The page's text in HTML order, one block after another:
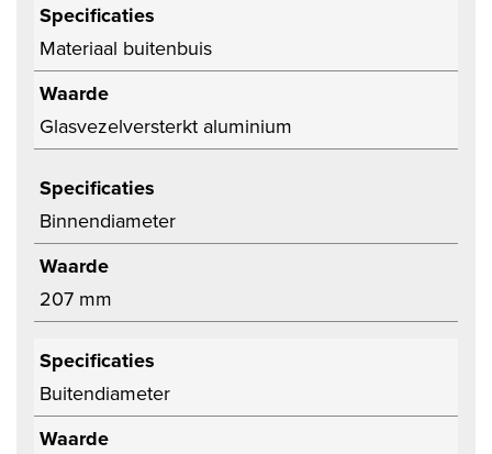
Specificaties
Materiaal buitenbuis
Waarde
Glasvezelversterkt aluminium
Specificaties
Binnendiameter
Waarde
207 mm
Specificaties
Buitendiameter
Waarde